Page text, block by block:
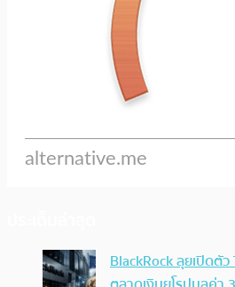
BlackRock ลุยเปิดตั